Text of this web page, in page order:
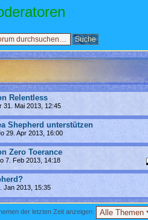
Relentless
31. Mai 2013, 12:45
Shepherd unterstützen
29. Apr 2013, 16:00
Zero Toerance
7. Feb 2013, 14:18
Jan 2013, 15:35
der letzten Zeit anzeigen: